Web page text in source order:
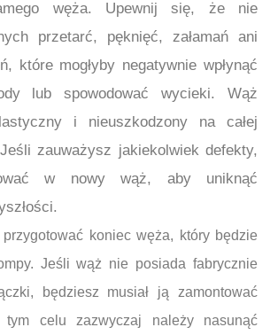
węża. Upewnij się, że nie
przetarć, pęknięć, załamań ani
które mogłyby negatywnie wpłynąć
lub spowodować wycieki. Wąż
i nieuszkodzony na całej
zauważysz jakiekolwiek defekty,
w nowy wąż, aby uniknąć
koniec węża, który będzie
Jeśli wąż nie posiada fabrycznie
będziesz musiał ją zamontować
tym celu zazwyczaj należy nasunąć